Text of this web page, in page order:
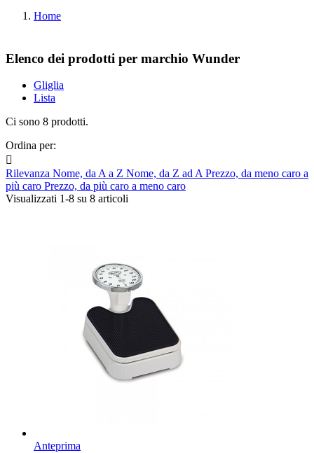
Home
Elenco dei prodotti per marchio Wunder
Gliglia
Lista
Ci sono 8 prodotti.
Ordina per:

Rilevanza Nome, da A a Z Nome, da Z ad APrezzo, da meno caro a
più caro Prezzo, da più caro a meno caro
Visualizzati 1-8 su 8 articoli
Anteprima